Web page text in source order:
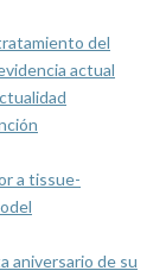
del
actual
a tissue-
aniversario de su